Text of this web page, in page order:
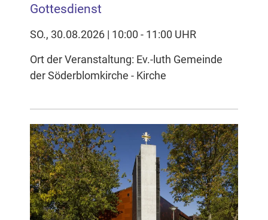
Gottesdienst
SO., 30.08.2026 | 10:00 - 11:00 UHR
Ort der Veranstaltung: Ev.-luth Gemeinde
der Söderblomkirche - Kirche